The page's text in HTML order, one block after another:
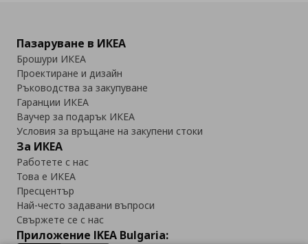
Пазаруване в ИКЕА
Брошури ИКЕА
Проектиране и дизайн
Ръководства за закупуване
Гаранции ИКЕА
Ваучер за подарък ИКЕА
Условия за връщане на закупени стоки
За ИКЕА
Работете с нас
Това е ИКЕА
Пресцентър
Най-често задавани въпроси
Свържете се с нас
Приложение IKEA Bulgaria: